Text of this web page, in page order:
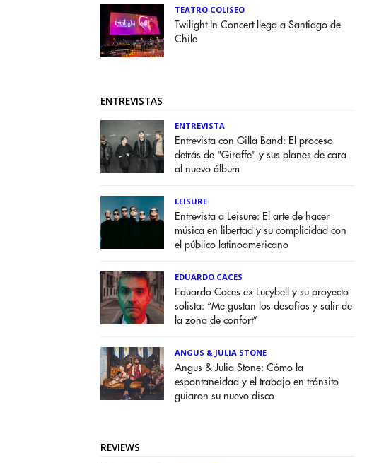
TEATRO COLISEO
Twilight In Concert llega a Santiago de
Chile
ENTREVISTAS
ENTREVISTA
Entrevista con Gilla Band: El proceso
detrás de "Giraffe" y sus planes de cara
al nuevo álbum
LEISURE
Entrevista a Leisure: El arte de hacer
música en libertad y su complicidad con
el público latinoamericano
EDUARDO CACES
Eduardo Caces ex Lucybell y su proyecto
solista: “Me gustan los desafíos y salir de
la zona de confort”
ANGUS & JULIA STONE
Angus & Julia Stone: Cómo la
espontaneidad y el trabajo en tránsito
guiaron su nuevo disco
REVIEWS